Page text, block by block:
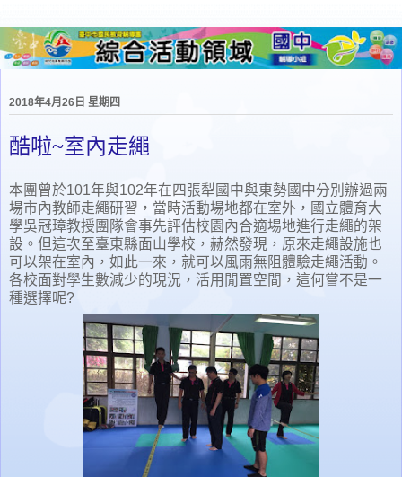
2018年4月26日 星期四
酷啦~室內走繩
本團曾於101年與102年在四張犁國中與東勢國中分別辦過兩
場市內教師走繩研習，當時活動場地都在室外，國立體育大
學吳冠璋教授團隊會事先評估校園內合適場地進行走繩的架
設。但這次至臺東縣面山學校，赫然發現，原來走繩設施也
可以架在室內，如此一來，就可以風雨無阻體驗走繩活動。
各校面對學生數減少的現況，活用閒置空間，這何嘗不是一
種選擇呢?